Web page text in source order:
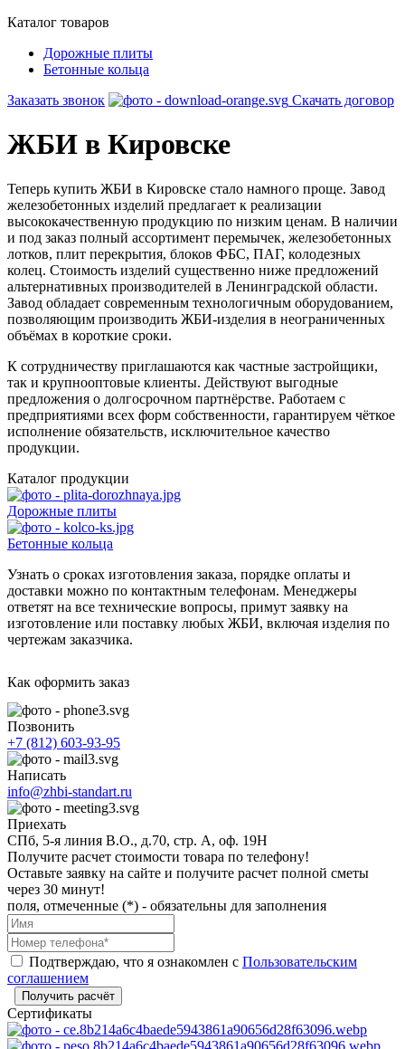
Каталог товаров
Дорожные плиты
Бетонные кольца
Заказать звонок
Скачать договор
ЖБИ в Кировске
Теперь купить ЖБИ в Кировске стало намного проще. Завод
железобетонных изделий предлагает к реализации
высококачественную продукцию по низким ценам. В наличии
и под заказ полный ассортимент перемычек, железобетонных
лотков, плит перекрытия, блоков ФБС, ПАГ, колодезных
колец. Стоимость изделий существенно ниже предложений
альтернативных производителей в Ленинградской области.
Завод обладает современным технологичным оборудованием,
позволяющим производить ЖБИ-изделия в неограниченных
объёмах в короткие сроки.
К сотрудничеству приглашаются как частные застройщики,
так и крупнооптовые клиенты. Действуют выгодные
предложения о долгосрочном партнёрстве. Работаем с
предприятиями всех форм собственности, гарантируем чёткое
исполнение обязательств, исключительное качество
продукции.
Каталог продукции
Дорожные плиты
Бетонные кольца
Узнать о сроках изготовления заказа, порядке оплаты и
доставки можно по контактным телефонам. Менеджеры
ответят на все технические вопросы, примут заявку на
изготовление или поставку любых ЖБИ, включая изделия по
чертежам заказчика.
Как оформить заказ
Позвонить
+7 (812) 603-93-95
Написать
info@zhbi-standart.ru
Приехать
СПб, 5-я линия В.О., д.70, стр. А, оф. 19Н
Получите расчет стоимости товара по телефону!
Оставьте заявку на сайте и получите расчет полной сметы
через 30 минут!
поля, отмеченные (*) - обязательны для заполнения
Подтверждаю, что я ознакомлен с Пользовательским
соглашением
Получить расчёт
Сертификаты